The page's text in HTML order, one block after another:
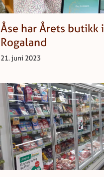
Åse har Årets butikk i
Rogaland
21. juni 2023